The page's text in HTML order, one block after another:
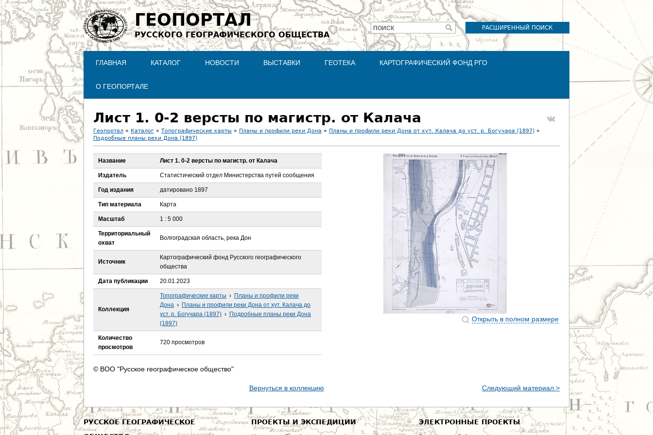
Jump to navigation
ГЕОПОРТАЛ
РУССКОГО ГЕОГРАФИЧЕСКОГО ОБЩЕСТВА
РАСШИРЕННЫЙ ПОИСК
Форма
поиска
ПОИСК
ГЛАВНАЯ КАТАЛОГ НОВОСТИ ВЫСТАВКИ ГЕОТЕКА КАРТОГРАФИЧЕСКИЙ ФОНД РГО
О ГЕОПОРТАЛЕ
Лист 1. 0-2 версты по магистр. от Калача
В
ы
з
д
е
с
ь
Геопортал » Каталог » Топографические карты » Планы и профили реки Дона » Планы и профили реки Дона от хут. Калача до уст. р. Богучара (1897) »
Подробные планы реки Дона (1897)
Открыть в полном размере
Название Лист 1. 0-2 версты по магистр. от Калача
Издатель Статистический отдел Министерства путей сообщения
Год издания датировано 1897
Тип материала Карта
Масштаб 1 : 5 000
Территориальный
охват
Волгоградская область, река Дон
Источник
Картографический фонд Русского географического
общества
Дата публикации 20.01.2023
Коллекция
Топографические карты › Планы и профили реки
Дона › Планы и профили реки Дона от хут. Калача до
уст. р. Богучара (1897) › Подробные планы реки Дона
(1897)
Количество
просмотров
720 просмотров
© ВОО "Русское географическое общество"
Вернуться в коллекцию Следующий материал >
РУССКОЕ ГЕОГРАФИЧЕСКОЕ
ПРОЕКТЫ И ЭКСПЕДИЦИИ ЭЛЕКТРОННЫЕ ПРОЕКТЫ